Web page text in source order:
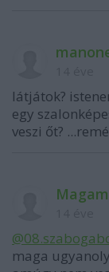
látjátok?
egy
veszi őt?
maga